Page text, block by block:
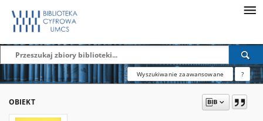
Wyszukiwanie zaawansowane ?
OBIEKT